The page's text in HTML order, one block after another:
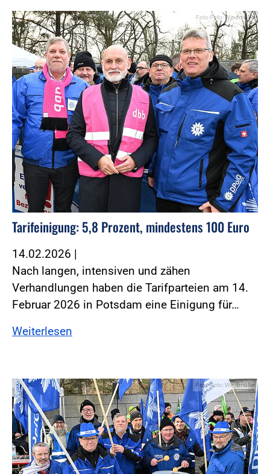
Foto:Foto: Windmüller
Tarifeinigung: 5,8 Prozent, mindestens 100 Euro
14.02.2026 |
Nach langen, intensiven und zähen
Verhandlungen haben die Tarifparteien am 14.
Februar 2026 in Potsdam eine Einigung für…
Weiterlesen
Foto:Foto: Windmüller